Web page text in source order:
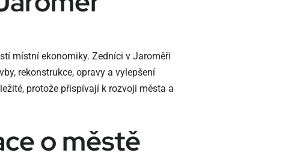
místní ekonomiky. Zedníci v Jaroměři
rekonstrukce, opravy a vylepšení
protože přispívají k rozvoji města a
o městě